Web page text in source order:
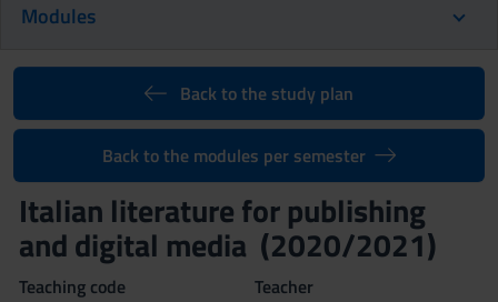
Modules
Back to the study plan
Back to the modules per semester
Italian literature for publishing
and digital media (2020/2021)
Teaching code
Teacher